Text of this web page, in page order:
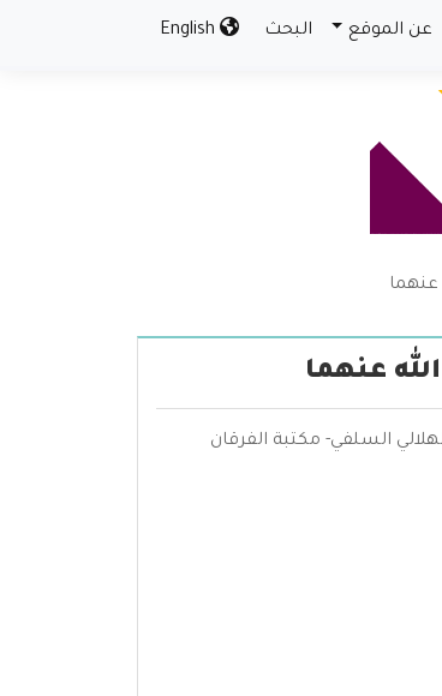
عن الموقع البحث
عنهما
السلفي- مكتبة الفرقان